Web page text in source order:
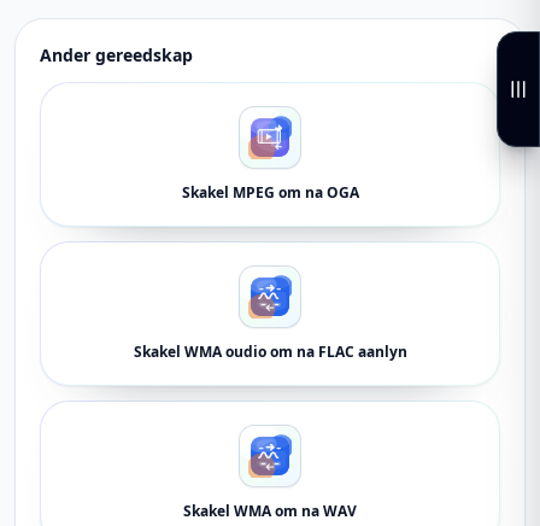
Ander gereedskap
Skakel MPEG om na OGA
Skakel WMA oudio om na FLAC aanlyn
Skakel WMA om na WAV